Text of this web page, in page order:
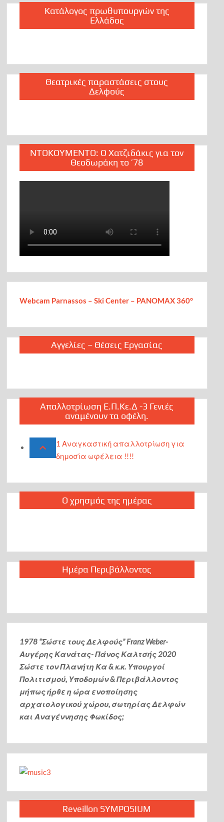
Κατάλογος πρωθυπουργών της
Ελλάδος
Θεατρικές παραστάσεις στους
Δελφούς
ΝΤΟΚΟΥΜΕΝΤΟ: Ο Χατζιδάκις για τον
Θεοδωράκη το ’78
Webcam Parnassos – Ski Center – PANOMAX 360°
Αγγελίες – Θέσεις Εργασίας
Απαλλοτρίωση Ε.Π.Κε.Δ -3 Γενιές
αναμένουν τα οφέλη.
1 Αναγκαστική απαλλοτρίωση για
δημοσία ωφέλεια !!!!
Ο χρησμός της ημέρας
Ημέρα Περιβάλλοντος
1978 “Σώστε τους Δελφούς” Franz Weber-
Αυγέρης Κανάτας- Πάνος Καλτσής2020
Σώστε τον Πλανήτη Κα & κ.κ. Υπουργοί
Πολιτισμού, Υποδομών & Περιβάλλοντος
μήπως ήρθε η ώρα ενοποίησης
αρχαιολογικού χώρου, σωτηρίας Δελφών
και Αναγέννησης Φωκίδος;
Reveillon SYMPOSIUM